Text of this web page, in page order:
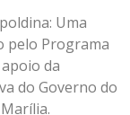
Uma
pelo Programa
da
do Governo do